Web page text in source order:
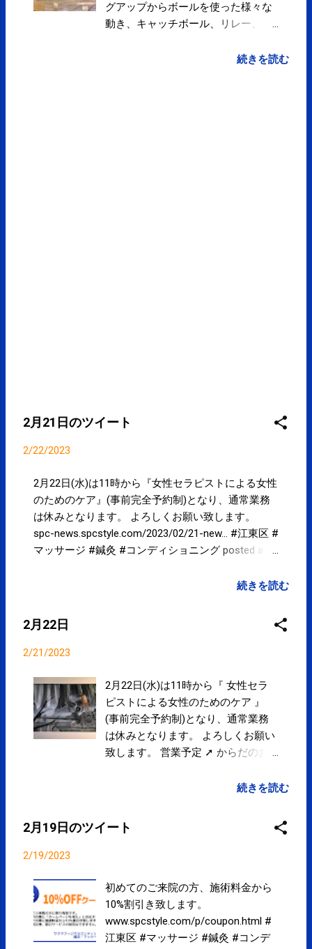
グアップからボールを使った様々な
動き、キャッチボール、リレー、ド
今回で終了です。 担当してくださっ
続きを読む
2月21日のツイート
2/22/2023
2月22日(水)は11時から『女性セラピストによる女性
のためのケア』(事前完全予約制)となり、通常業務
は休みとなります。 よろしくお願い致します。
spc-news.spcstyle.com/2023/02/21-new… #江東区 #
マッサージ #鍼灸 #コンディショニング posted at
続きを読む
2月22日
2/21/2023
2月22日(水)は11時から『 女性セラ
ピストによる女性のためのケア 』
(事前完全予約制)となり、通常業務
は休みとなります。 よろしくお願い
致します。 営業予定 ➚ からだのお
ております。 ➚ 『初めてご来院の
ってます。 ➚ クレジットカード、電
子マネー、QRコード決済によるお支
続きを読む
2月19日のツイート
2/19/2023
初めてのご来院の方、施術料金から
10%割引き致します。
www.spcstyle.com/p/coupon.html #
江東区 #マッサージ #鍼灸 #コンデ